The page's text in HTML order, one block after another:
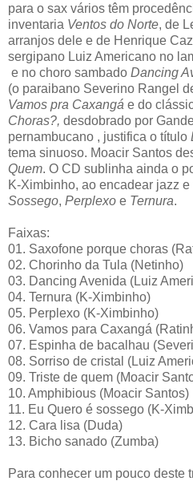
para o sax vários têm
inventaria Ventos do Norte, de
arranjos dele e de Henrique
sergipano Luiz Americano no
e no choro sambado Dancing
(o paraibano Severino Rangel
Vamos pra Caxangá e do
Choras?, desdobrado por
pernambucano , justifica o título
tema sinuoso. Moacir Santos
Quem. O CD sublinha ainda o
K-Ximbinho, ao encadear jazz e
Sossego, Perplexo e Ternura.
Faixas:
01. Saxofone porque choras
02. Chorinho da Tula (Netinho)
03. Dancing Avenida (Luiz
04. Ternura (K-Ximbinho)
05. Perplexo (K-Ximbinho)
06. Vamos para Caxangá
07. Espinha de bacalhau
08. Sorriso de cristal (Luiz
09. Triste de quem (Moacir
10. Amphibious (Moacir Santos)
11. Eu Quero é sossego (K-
12. Cara lisa (Duda)
13. Bicho sanado (Zumba)
Para conhecer um pouco deste